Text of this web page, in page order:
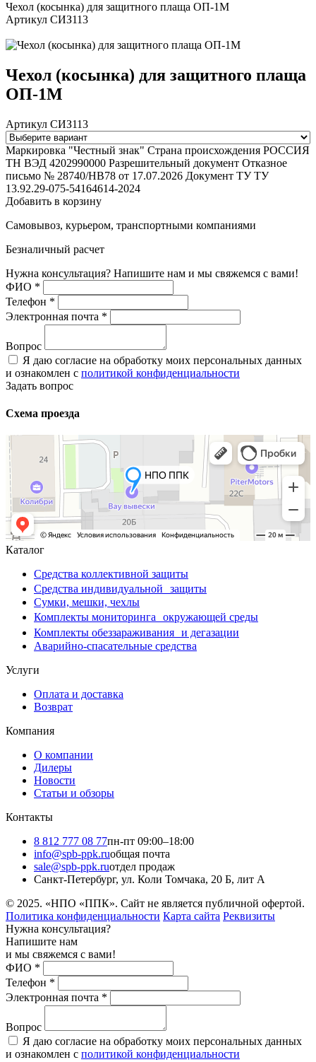
Чехол (косынка) для защитного плаща ОП-1М
Артикул СИЗ113
Чехол (косынка) для защитного плаща
ОП-1М
Артикул СИЗ113
Маркировка "Честный знак" Страна происхождения РОССИЯ
ТН ВЭД 4202990000 Разрешительный документ Отказное
письмо № 28740/НВ78 от 17.07.2026 Документ ТУ ТУ
13.92.29-075-54164614-2024
Добавить в корзину
Самовывоз, курьером, транспортными компаниями
Безналичный расчет
Нужна консультация? Напишите нам и мы свяжемся с вами!
ФИО *
Телефон *
Электронная почта *
Вопрос
Я даю согласие на обработку моих персональных данных
и ознакомлен с политикой конфиденциальности
Задать вопрос
Схема проезда
Каталог
Средства коллективной защиты
Средства индивидуальной защиты
Сумки, мешки, чехлы
Комплекты мониторинга окружающей среды
Комплекты обеззараживания и дегазации
Аварийно-спасательные средства
Услуги
Оплата и доставка
Возврат
Компания
О компании
Дилеры
Новости
Статьи и обзоры
Контакты
8 812 777 08 77пн-пт 09:00–18:00
info@spb-ppk.ruобщая почта
sale@spb-ppk.ruотдел продаж
Санкт-Петербург, ул. Коли Томчака, 20 Б, лит А
© 2025. «НПО «ППК». Сайт не является публичной офертой.
Политика конфиденциальности Карта сайта Реквизиты
Нужна консультация?
Напишите нам
и мы свяжемся с вами!
ФИО *
Телефон *
Электронная почта *
Вопрос
Я даю согласие на обработку моих персональных данных
и ознакомлен с политикой конфиденциальности